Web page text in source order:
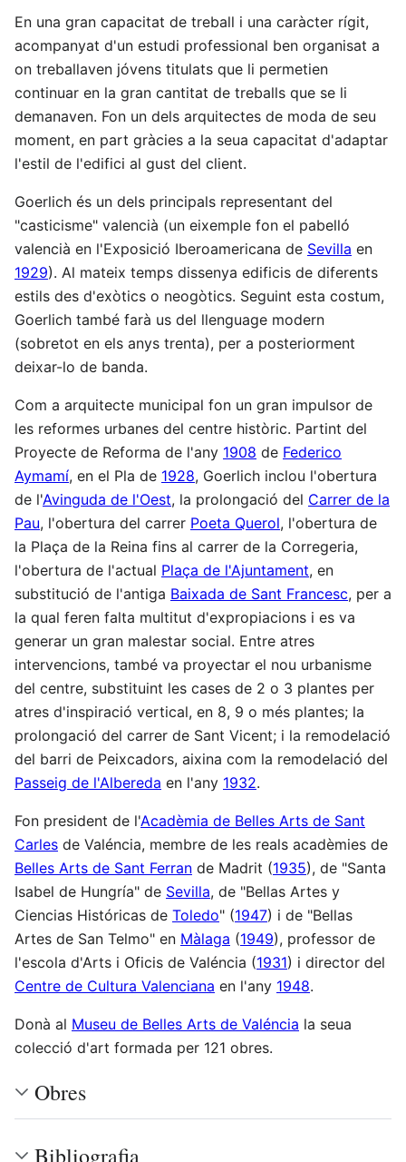
En una gran capacitat de treball i una caràcter rígit,
acompanyat d'un estudi professional ben organisat a
on treballaven jóvens titulats que li permetien
continuar en la gran cantitat de treballs que se li
demanaven. Fon un dels arquitectes de moda de seu
moment, en part gràcies a la seua capacitat d'adaptar
l'estil de l'edifici al gust del client.
Goerlich és un dels principals representant del
"casticisme" valencià (un eixemple fon el pabelló
valencià en l'Exposició Iberoamericana de Sevilla en
1929). Al mateix temps dissenya edificis de diferents
estils des d'exòtics o neogòtics. Seguint esta costum,
Goerlich també farà us del llenguage modern
(sobretot en els anys trenta), per a posteriorment
deixar-lo de banda.
Com a arquitecte municipal fon un gran impulsor de
les reformes urbanes del centre històric. Partint del
Proyecte de Reforma de l'any 1908 de Federico
Aymamí, en el Pla de 1928, Goerlich inclou l'obertura
de l'Avinguda de l'Oest, la prolongació del Carrer de la
Pau, l'obertura del carrer Poeta Querol, l'obertura de
la Plaça de la Reina fins al carrer de la Corregeria,
l'obertura de l'actual Plaça de l'Ajuntament, en
substitució de l'antiga Baixada de Sant Francesc, per a
la qual feren falta multitut d'expropiacions i es va
generar un gran malestar social. Entre atres
intervencions, també va proyectar el nou urbanisme
del centre, substituint les cases de 2 o 3 plantes per
atres d'inspiració vertical, en 8, 9 o més plantes; la
prolongació del carrer de Sant Vicent; i la remodelació
del barri de Peixcadors, aixina com la remodelació del
Passeig de l'Albereda en l'any 1932.
Fon president de l'Acadèmia de Belles Arts de Sant
Carles de Valéncia, membre de les reals acadèmies de
Belles Arts de Sant Ferran de Madrit (1935), de "Santa
Isabel de Hungría" de Sevilla, de "Bellas Artes y
Ciencias Históricas de Toledo" (1947) i de "Bellas
Artes de San Telmo" en Màlaga (1949), professor de
l'escola d'Arts i Oficis de Valéncia (1931) i director del
Centre de Cultura Valenciana en l'any 1948.
Donà al Museu de Belles Arts de Valéncia la seua
colecció d'art formada per 121 obres.
Obres
Bibliografia